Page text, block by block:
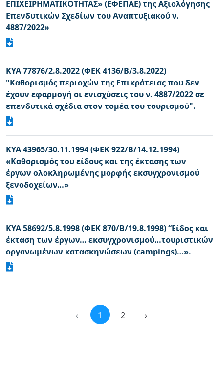
ΕΠΙΧΕΙΡΗΜΑΤΙΚΟΤΗΤΑΣ» (ΕΦΕΠΑΕ) της Αξιολόγησης
Επενδυτικών Σχεδίων του Αναπτυξιακού ν.
4887/2022»
ΚΥΑ 77876/2.8.2022 (ΦΕΚ 4136/Β/3.8.2022)
"Καθορισμός περιοχών της Επικράτειας που δεν
έχουν εφαρμογή οι ενισχύσεις του ν. 4887/2022 σε
επενδυτικά σχέδια στον τομέα του τουρισμού".
ΚΥΑ 43965/30.11.1994 (ΦΕΚ 922/Β/14.12.1994)
«Καθορισμός του είδους και της έκτασης των
έργων ολοκληρωμένης μορφής εκσυγχρονισμού
ξενοδοχείων…»
ΚΥΑ 58692/5.8.1998 (ΦΕΚ 870/Β/19.8.1998) “Είδος και
έκταση των έργων… εκσυγχρονισμού…τουριστικών
οργανωμένων κατασκηνώσεων (campings)…».
‹ 1 2 ›